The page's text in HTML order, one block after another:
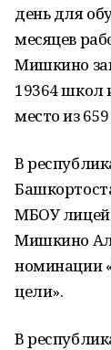
день для
месяцев
Мишкино
19364 школ
место из
В
МБОУ лицей
Мишкино
номинации
цели».
В